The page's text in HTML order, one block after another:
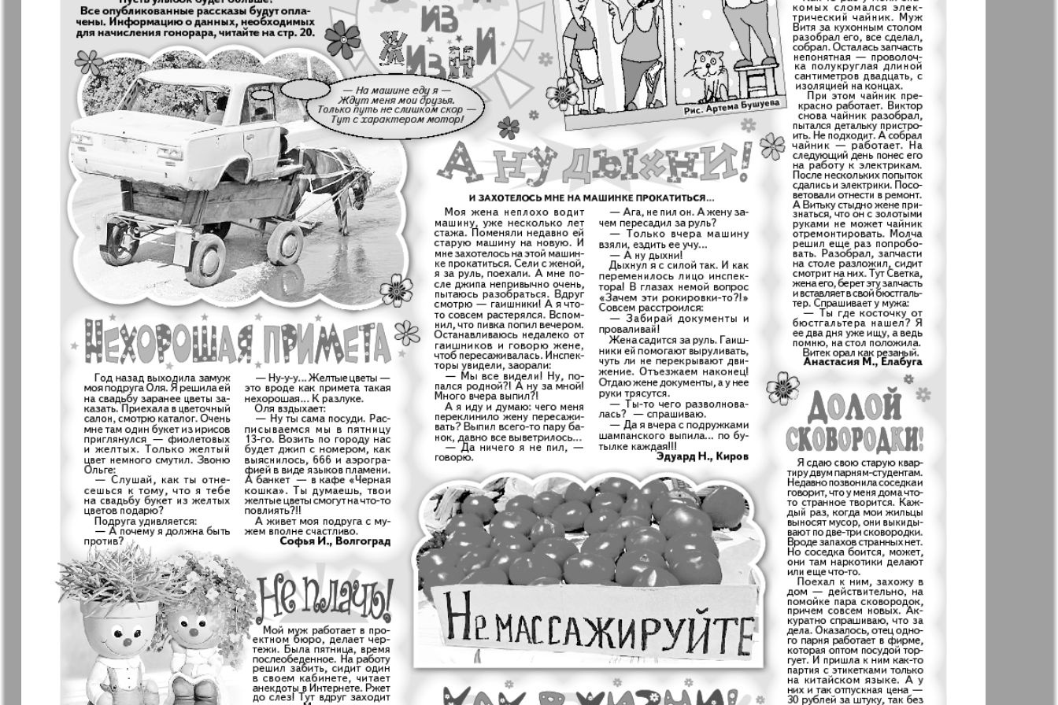
7плюс7я Авангард АйБолит Акцент Англия
Анонс Антенна
Аргументы и
факты Европа
Артек Аугсбург-сити
Афиша Augsburg Бизнес Бизнес мир Бизнес парк Будь здоров
Ваша газета Версия Вести Вестник-info Вечерняя газета
Вечное
сокровище
Восточная
Германия
Восточный
курьер
Vizainfo.cz Wadim
Германия плюс Давай Диалог Diplomat Дом и семья
Домашний
кулинар
Домашний
ресторан
Дублин
инфоцентр
Еврейская газета
Еврейская
панорама
Европа экспресс
Европейский
меридиан
ExPress Жасмин Жизнь женщины
Закон и люди
Зарубежные
записки
Здоровье Игуана Идеальная фирма
Известия BW Изюм iDEAL Карьера Катюша
Кенгуру Клан КП в Европе КП Испания Крот в Германии